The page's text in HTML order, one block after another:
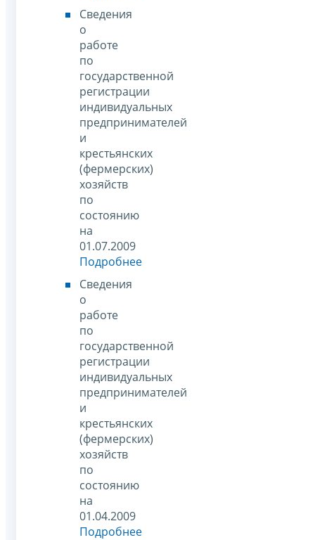
Сведения
о
работе
по
государственной
регистрации
индивидуальных
предпринимателей
и
крестьянских
(фермерских)
хозяйств
по
состоянию
на
01.07.2009
Подробнее
Сведения
о
работе
по
государственной
регистрации
индивидуальных
предпринимателей
и
крестьянских
(фермерских)
хозяйств
по
состоянию
на
01.04.2009
Подробнее